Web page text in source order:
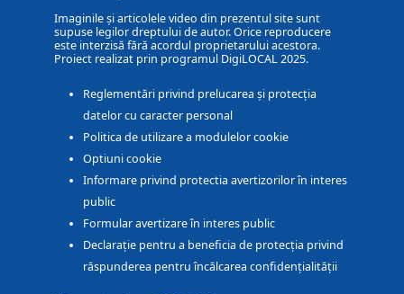
Imaginile și articolele video din prezentul site sunt
supuse legilor dreptului de autor. Orice reproducere
este interzisă fără acordul proprietarului acestora.
Proiect realizat prin programul DigiLOCAL 2025.
Reglementări privind prelucarea și protecția
datelor cu caracter personal
Politica de utilizare a modulelor cookie
Optiuni cookie
Informare privind protectia avertizorilor în interes
public
Formular avertizare în interes public
Declarație pentru a beneficia de protecția privind
răspunderea pentru încălcarea confidențialității